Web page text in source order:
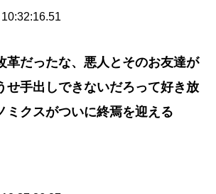
革だったな、悪人とそのお友達が
せ手出しできないだろって好き放
ミクスがついに終焉を迎える